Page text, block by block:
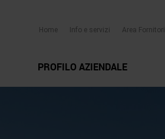
Home Info e servizi Area Fornitori
PROFILO AZIENDALE